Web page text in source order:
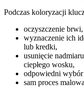
Podczas koloryzacji
oczyszczenie brwi,
wyznaczenie ich
lub kredki,
usunięcie
ciepłego wosku,
odpowiedni
sam proces